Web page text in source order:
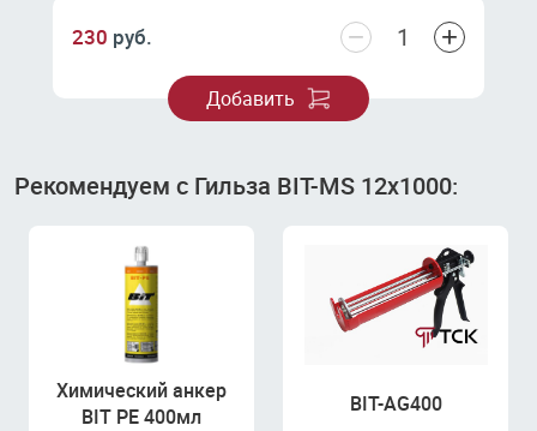
230 руб. − +
Добавить
Рекомендуем с Гильза BIT-MS 12х1000:
Химический анкер
BIT PE 400мл
BIT-AG400